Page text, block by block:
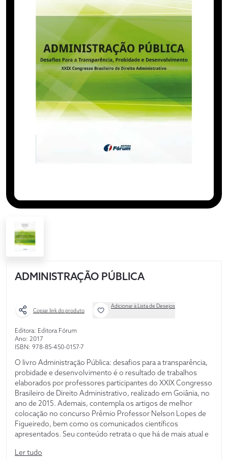
ADMINISTRAÇÃO PÚBLICA
Copiar link do produto
Adicionar à Lista de Desejos
Editora: Editora Fórum
Ano: 2017
ISBN: 978-85-450-0157-7
O livro Administração Pública: desafios para a transparência,
probidade e desenvolvimento é o resultado de trabalhos
elaborados por professores participantes do XXIX Congresso
Brasileiro de Direito Administrativo, realizado em Goiânia, no
ano de 2015. Ademais, contempla os artigos de melhor
colocação no concurso Prêmio Professor Nelson Lopes de
Figueiredo, bem como os comunicados científicos
apresentados. Seu conteúdo retrata o que há de mais atual e
fomentando reflexões e propiciando aos leitores uma
Ler tudo